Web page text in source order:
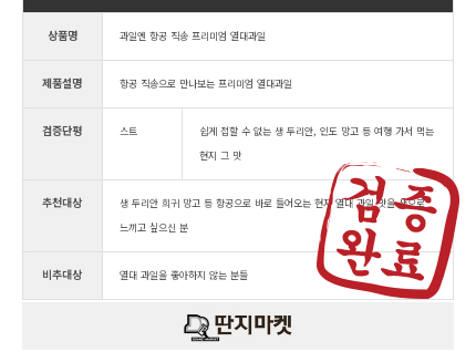
상품명 과일엔 항공 직송 프리미엄 열대과일
제품설명 항공 직송으로 만나보는 프리미엄 열대과일
검증단평 스트
쉽게 접할 수 없는 생 두리안, 인도 망고 등 여행 가서 먹는
현지 그 맛
추천대상
생 두리안 희귀 망고 등 항공으로 바로 들어오는 현지 열대 과일 맛을 생으로
느끼고 싶으신 분
비추대상 열대 과일을 좋아하지 않는 분들